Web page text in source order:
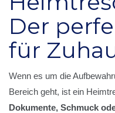
Der
für
Wenn es um die
Bereich geht, ist ein
Dokumente, Schmuck